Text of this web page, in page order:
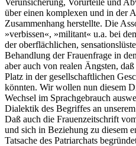
über einen komplexen und in der
Zusammenhang herstellte. Die
»verbissen«, »militant« u.a. bei
der oberflächlichen,
Behandlung der Frauenfrage in
aber auch von realen Ängsten,
Platz in der gesellschaftlichen
könnten. Wir wollen nun diesem
Wechsel im Sprachgebrauch
Dialektik des Begriffes an
Daß auch die Frauenzeitschrift
und sich in Beziehung zu diesem
Tatsache des Patriarchats